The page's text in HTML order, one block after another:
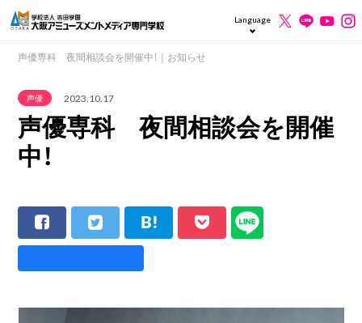
Language
声優専科 夜間相談会を開催中！｜お知らせ
声優 2023.10.17
声優専科 夜間相談会を開催
中！